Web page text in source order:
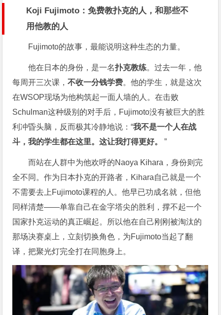
Koji Fujimoto：免费教扑克的人，和那些不
用他教的人
Fujimoto的故事，最能说明这种生态的力量。
他在日本的身份，是一名扑克教练。过去一年，他
每周开三次课，不收一分钱学费。他的学生，就是这次
在WSOP现场为他构筑起一面人墙的人。在击败
Schulman这种级别的对手后，Fujimoto没有被巨大的胜
利冲昏头脑，反而极其冷静地说：“我不是一个人在战
斗，我的学生都在这里。这让我打得更好。
”
而站在人群中为他欢呼的Naoya Kihara，身份则完
全不同。作为日本扑克的开路者，Kihara自己就是一个
不需要去上Fujimoto课程的人。他早已功成名就，但他
同样清楚——单靠自己在金字塔尖的胜利，撑不起一个
国家扑克运动的真正崛起。所以他在自己刚刚被淘汰的
那场决赛桌上，立刻切换角色，为Fujimoto当起了翻
译，把聚光灯完全打在同胞身上。